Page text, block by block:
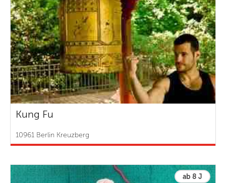
Kung Fu
10961 Berlin Kreuzberg
ab 8 J